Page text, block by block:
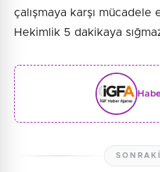
çalışmaya karşı mücadele
Hekimlik 5 dakikaya